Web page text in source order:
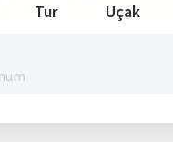
Tur Uçak